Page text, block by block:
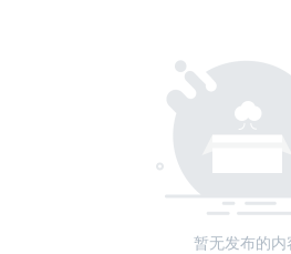
暂无发布的内